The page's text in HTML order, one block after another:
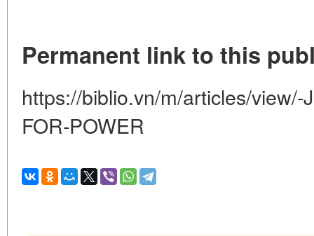
Permanent link to this
https://biblio.vn/m/articles/view/-
FOR-POWER